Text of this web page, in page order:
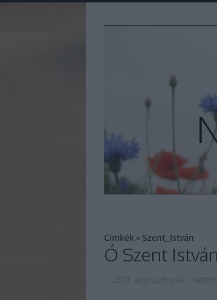
Címkék » Szent_István
Ó Szent
2013. augusztus 14. netfolk